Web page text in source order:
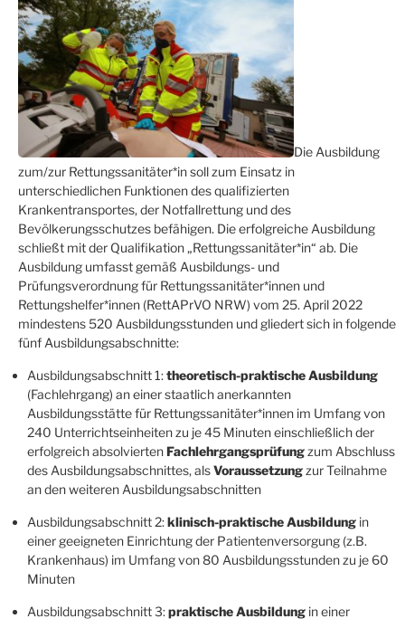
Die Ausbildung
zum/zur Rettungssanitäter*in soll zum Einsatz in
unterschiedlichen Funktionen des qualifizierten
Krankentransportes, der Notfallrettung und des
Bevölkerungsschutzes befähigen. Die erfolgreiche Ausbildung
schließt mit der Qualifikation „Rettungssanitäter*in“ ab. Die
Ausbildung umfasst gemäß Ausbildungs- und
Prüfungsverordnung für Rettungssanitäter*innen und
Rettungshelfer*innen (RettAPrVO NRW) vom 25. April 2022
mindestens 520 Ausbildungsstunden und gliedert sich in folgende
fünf Ausbildungsabschnitte:
Ausbildungsabschnitt 1:theoretisch-praktische Ausbildung
(Fachlehrgang) an einer staatlich anerkannten
Ausbildungsstätte für Rettungssanitäter*innen im Umfang von
240 Unterrichtseinheiten zu je 45 Minuten einschließlich der
erfolgreich absolviertenFachlehrgangsprüfung zum Abschluss
des Ausbildungsabschnittes, alsVoraussetzung zur Teilnahme
an den weiteren Ausbildungsabschnitten
Ausbildungsabschnitt 2:klinisch-praktische Ausbildung in
einer geeigneten Einrichtung der Patientenversorgung (z.B.
Krankenhaus) im Umfang von 80 Ausbildungsstunden zu je 60
Minuten
Ausbildungsabschnitt 3:praktische Ausbildung in einer